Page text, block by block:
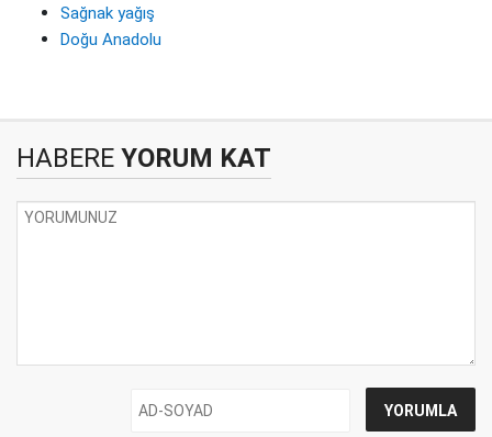
Sağnak yağış
Doğu Anadolu
HABERE YORUM KAT